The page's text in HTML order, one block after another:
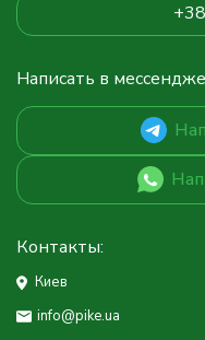
Написать в
Контакты:
Киев
info@pike.ua